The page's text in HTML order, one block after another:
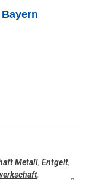
Metall, Entgelt,
,